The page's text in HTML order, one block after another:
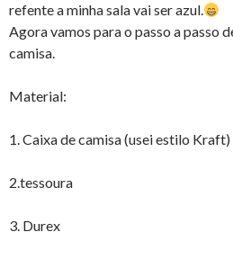
refente a minha sala vai ser azul.
Agora vamos para o passo a passo
camisa.
Material:
1. Caixa de camisa (usei estilo Kraft)
2.tessoura
3. Durex